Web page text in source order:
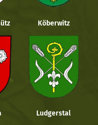
Köberwitz
Ludgerstal